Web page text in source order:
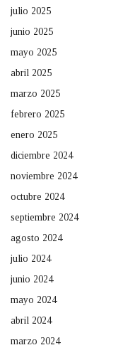
julio 2025
junio 2025
mayo 2025
abril 2025
marzo 2025
febrero 2025
enero 2025
diciembre 2024
noviembre 2024
octubre 2024
septiembre 2024
agosto 2024
julio 2024
junio 2024
mayo 2024
abril 2024
marzo 2024